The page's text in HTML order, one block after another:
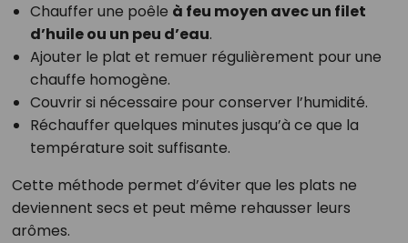
Chauffer une poêle à feu moyen avec un filet
d’huile ou un peu d’eau.
Ajouter le plat et remuer régulièrement pour une
chauffe homogène.
Couvrir si nécessaire pour conserver l’humidité.
Réchauffer quelques minutes jusqu’à ce que la
température soit suffisante.
Cette méthode permet d’éviter que les plats ne
deviennent secs et peut même rehausser leurs
arômes.